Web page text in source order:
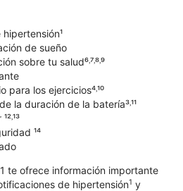
de sueño
sobre tu salud⁶˒⁷˒⁸˒⁹
para los ejercicios⁴˒¹⁰
la duración de la batería³˒¹¹
¹⁴
te ofrece información importante
de hipertensión1 y